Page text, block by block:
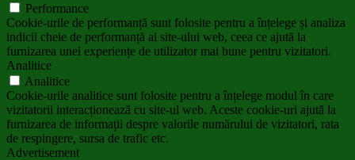
Performance
Cookie-urile de performanță sunt folosite pentru a înțelege și analiza
indicii cheie de performanță ai site-ului web, ceea ce ajută la
furnizarea unei experiențe de utilizator mai bune pentru vizitatori.
Analitice
Analitice
Cookie-urile analitice sunt folosite pentru a înțelege modul în care
vizitatorii interacționează cu site-ul web. Aceste cookie-uri ajută la
furnizarea de informații despre valorile numărului de vizitatori, rata
de respingere, sursa de trafic etc.
Advertisement